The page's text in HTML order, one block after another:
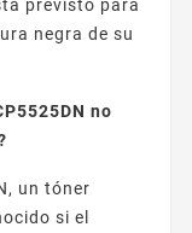
previsto para
negra de su
no
un tóner
si el